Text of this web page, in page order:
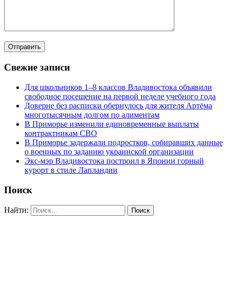
Свежие записи
Для школьников 1–8 классов Владивостока объявили
свободное посещение на первой неделе учебного года
Доверие без расписки обернулось для жителя Артёма
многотысячным долгом по алиментам
В Приморье изменили единовременные выплаты
контрактникам СВО
В Приморье задержали подростков, собиравших данные
о военных по заданию украинской организации
Экс-мэр Владивостока построил в Японии горный
курорт в стиле Лапландии
Поиск
Найти: